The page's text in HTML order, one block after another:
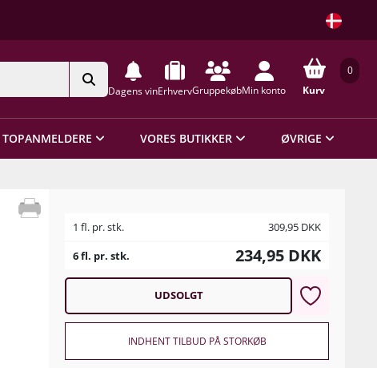
Dagens vinErhvervGruppekøbMin konto
0
Kurv
TOPANMELDERE VORES BUTIKKER ØVRIGE
1 fl. pr. stk. 309,95 DKK
6 fl. pr. stk.
234,95 DKK
UDSOLGT
INDHENT TILBUD PÅ STORKØB